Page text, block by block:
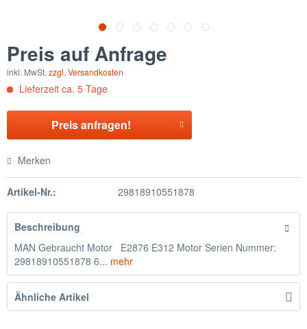
Preis auf Anfrage
inkl. MwSt. zzgl. Versandkosten
Lieferzeit ca. 5 Tage
Preis anfragen!
Merken
Artikel-Nr.: 29818910551878
Beschreibung
MAN Gebraucht Motor E2876 E312 Motor Serien Nummer:
29818910551878 6... mehr
Ähnliche Artikel